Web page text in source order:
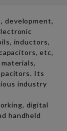
development,
inductors,
etc,
Its
industry
digital
handheld